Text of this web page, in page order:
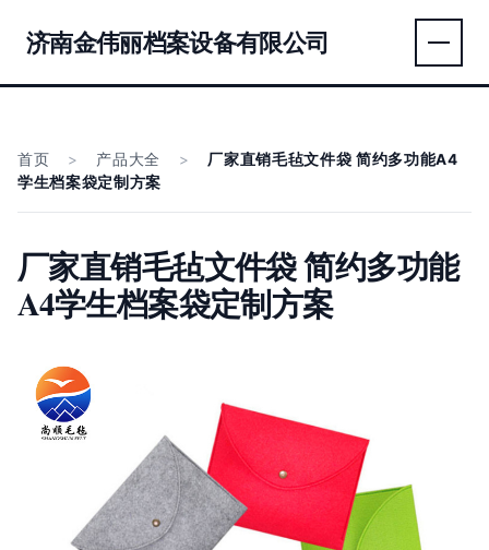
济南金伟丽档案设备有限公司
首页 > 产品大全 >
厂家直销毛毡文件袋 简约多功能A4
学生档案袋定制方案
厂家直销毛毡文件袋 简约多功能
A4学生档案袋定制方案